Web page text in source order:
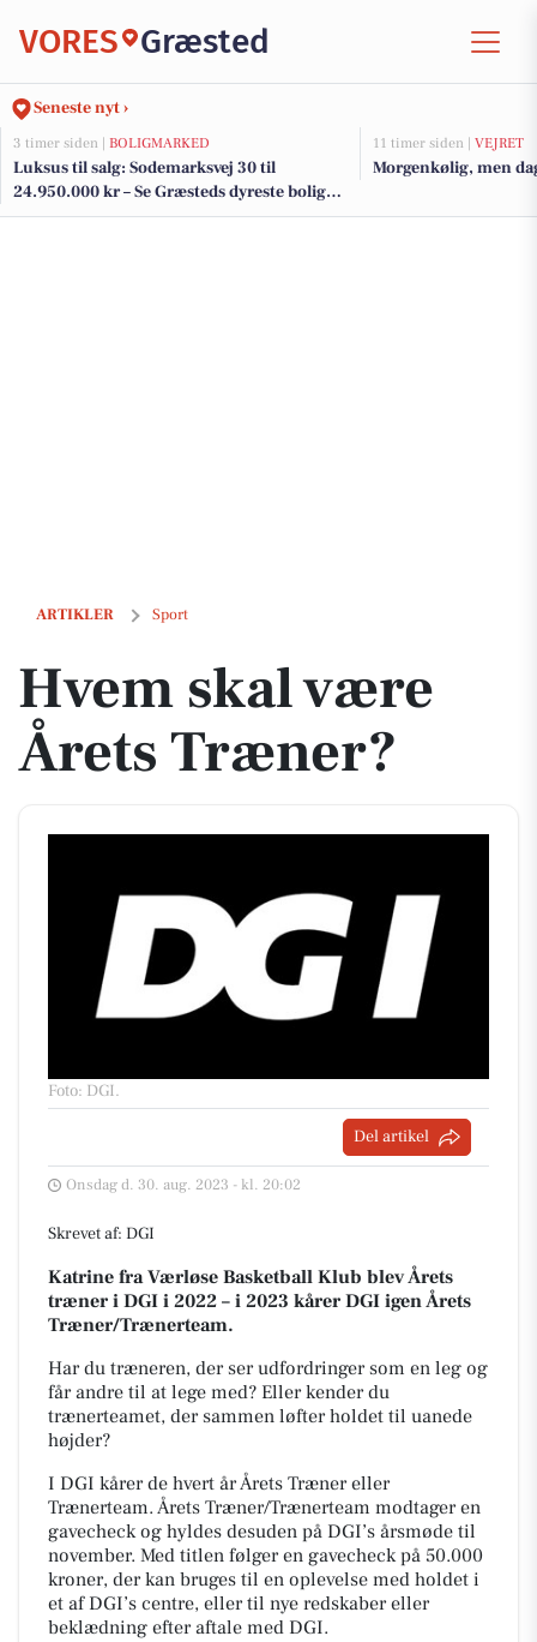
VORES Græsted
Seneste nyt ›
3 timer siden | BOLIGMARKED
Luksus til salg: Sodemarksvej 30 til
24.950.000 kr – Se Græsteds dyreste boliger
her
11 timer siden | VEJRET
Morgenkølig, men
ARTIKLER Sport
Hvem skal være Årets Træner?
Hvem skal være
Årets Træner?
Foto: DGI.
Del artikel
Onsdag d. 30. aug. 2023 - kl. 20:02
Skrevet af: DGI
Katrine fra Værløse Basketball Klub blev Årets
træner i DGI i 2022 – i 2023 kårer DGI igen Årets
Træner/Trænerteam.
Har du træneren, der ser udfordringer som en leg og
får andre til at lege med? Eller kender du
trænerteamet, der sammen løfter holdet til uanede
højder?
I DGI kårer de hvert år Årets Træner eller
Trænerteam. Årets Træner/Trænerteam modtager en
gavecheck og hyldes desuden på DGI’s årsmøde til
november. Med titlen følger en gavecheck på 50.000
kroner, der kan bruges til en oplevelse med holdet i
et af DGI’s centre, eller til nye redskaber eller
beklædning efter aftale med DGI.